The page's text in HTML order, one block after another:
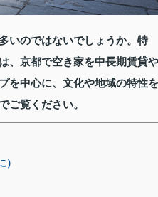
いのではないでしょうか。特
、京都で空き家を中長期賃貸や
を中心に、文化や地域の特性を
ご覧ください。